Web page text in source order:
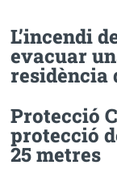
L’incendi
evacuar
residència
Protecció
protecció
25 metres